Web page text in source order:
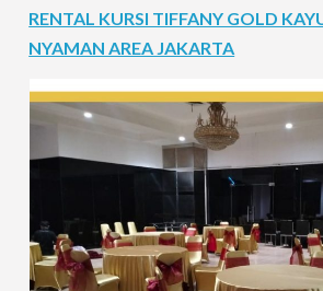
RENTAL KURSI TIFFANY GOLD
NYAMAN AREA JAKARTA